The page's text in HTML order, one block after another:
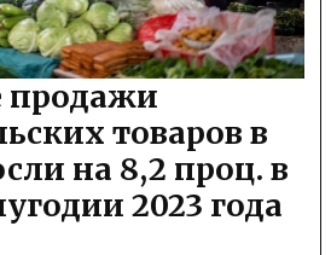
продажи
товаров в
на 8,2 проц. в
2023 года